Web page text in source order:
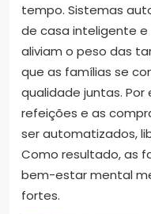
tempo. Sistemas
de casa inteligente
aliviam o peso das
que as famílias se
qualidade juntas.
refeições e as
ser automatizados,
Como resultado, as
bem-estar mental
fortes.